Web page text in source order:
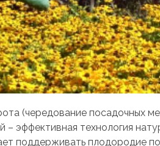
(чередование посадочных
эффективная технология
поддерживать плодородие